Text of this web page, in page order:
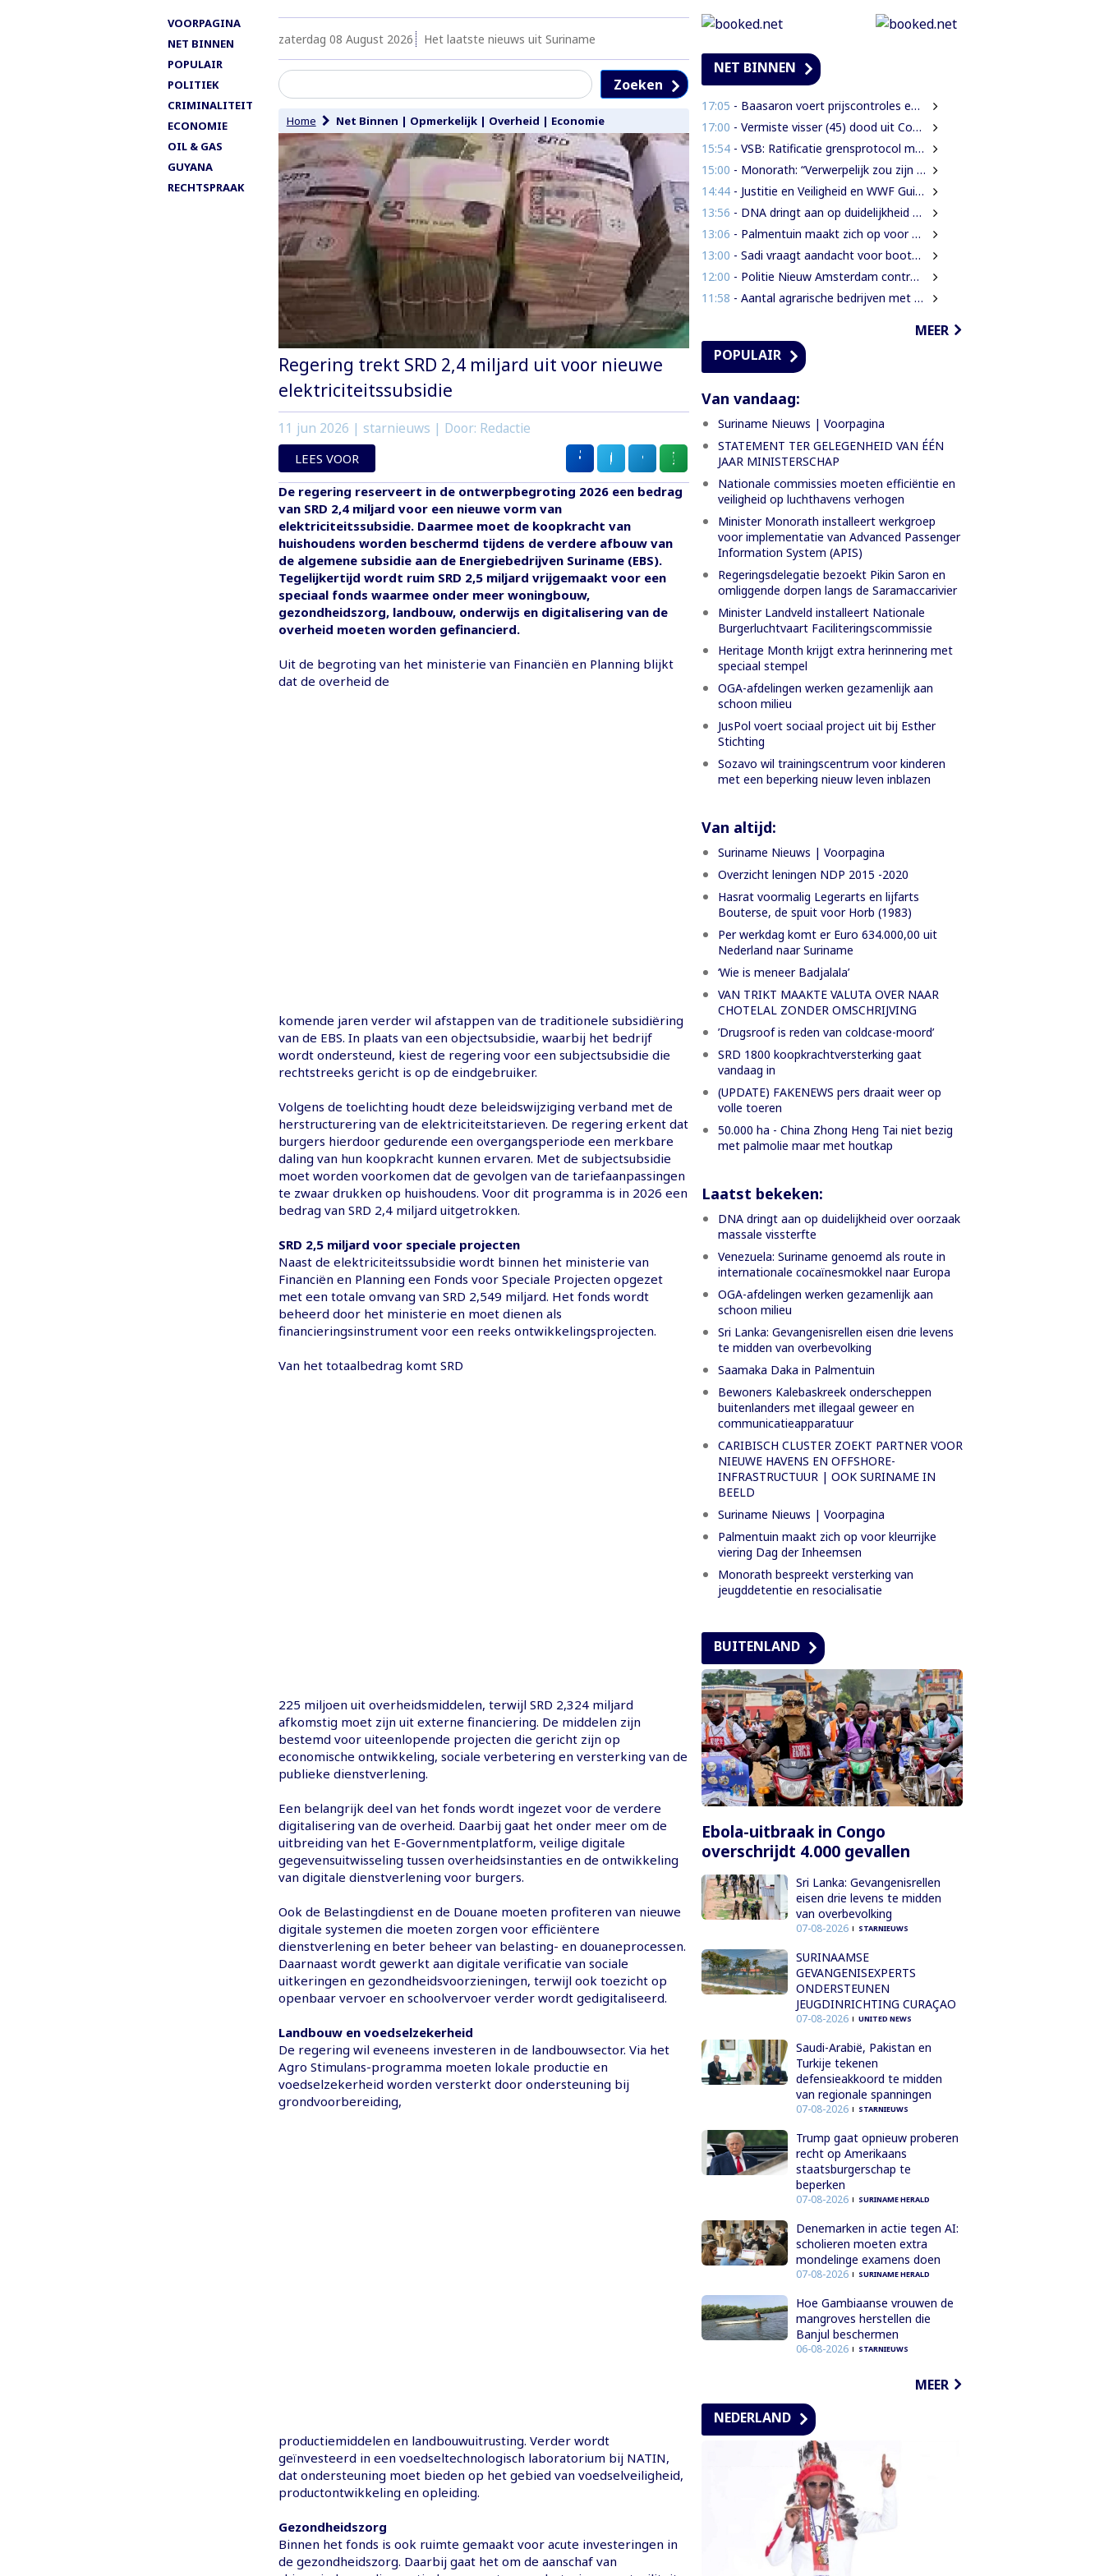
VOORPAGINA
NET BINNEN
POPULAIR
POLITIEK
CRIMINALITEIT
ECONOMIE
OIL & GAS
GUYANA
RECHTSPRAAK
zaterdag 08 August 2026 Het laatste nieuws uit Suriname
Zoeken
Home Net Binnen | Opmerkelijk| Overheid | Economie
Regering trekt SRD 2,4 miljard uit voor nieuwe
elektriciteitssubsidie
11 jun 2026 | starnieuws | Door: Redactie
LEES VOOR
De regering reserveert in de ontwerpbegroting 2026 een bedrag
van SRD 2,4 miljard voor een nieuwe vorm van
elektriciteitssubsidie. Daarmee moet de koopkracht van
huishoudens worden beschermd tijdens de verdere afbouw van
de algemene subsidie aan de Energiebedrijven Suriname (EBS).
Tegelijkertijd wordt ruim SRD 2,5 miljard vrijgemaakt voor een
speciaal fonds waarmee onder meer woningbouw,
gezondheidszorg, landbouw, onderwijs en digitalisering van de
overheid moeten worden gefinancierd.
Uit de begroting van het ministerie van Financiën en Planning blijkt
dat de overheid de
komende jaren verder wil afstappen van de traditionele subsidiëring
van de EBS. In plaats van een objectsubsidie, waarbij het bedrijf
wordt ondersteund, kiest de regering voor een subjectsubsidie die
rechtstreeks gericht is op de eindgebruiker.
Volgens de toelichting houdt deze beleidswijziging verband met de
herstructurering van de elektriciteitstarieven. De regering erkent dat
burgers hierdoor gedurende een overgangsperiode een merkbare
daling van hun koopkracht kunnen ervaren. Met de subjectsubsidie
moet worden voorkomen dat de gevolgen van de tariefaanpassingen
te zwaar drukken op huishoudens. Voor dit programma is in 2026 een
bedrag van SRD 2,4 miljard uitgetrokken.
SRD 2,5 miljard voor speciale projecten
Naast de elektriciteitssubsidie wordt binnen het ministerie van
Financiën en Planning een Fonds voor Speciale Projecten opgezet
met een totale omvang van SRD 2,549 miljard. Het fonds wordt
beheerd door het ministerie en moet dienen als
financieringsinstrument voor een reeks ontwikkelingsprojecten.
Van het totaalbedrag komt SRD
225 miljoen uit overheidsmiddelen, terwijl SRD 2,324 miljard
afkomstig moet zijn uit externe financiering. De middelen zijn
bestemd voor uiteenlopende projecten die gericht zijn op
economische ontwikkeling, sociale verbetering en versterking van de
publieke dienstverlening.
Een belangrijk deel van het fonds wordt ingezet voor de verdere
digitalisering van de overheid. Daarbij gaat het onder meer om de
uitbreiding van het E-Governmentplatform, veilige digitale
gegevensuitwisseling tussen overheidsinstanties en de ontwikkeling
van digitale dienstverlening voor burgers.
Ook de Belastingdienst en de Douane moeten profiteren van nieuwe
digitale systemen die moeten zorgen voor efficiëntere
dienstverlening en beter beheer van belasting- en douaneprocessen.
Daarnaast wordt gewerkt aan digitale verificatie van sociale
uitkeringen en gezondheidsvoorzieningen, terwijl ook toezicht op
openbaar vervoer en schoolvervoer verder wordt gedigitaliseerd.
Landbouw en voedselzekerheid
De regering wil eveneens investeren in de landbouwsector. Via het
Agro Stimulans-programma moeten lokale productie en
voedselzekerheid worden versterkt door ondersteuning bij
grondvoorbereiding,
productiemiddelen en landbouwuitrusting. Verder wordt
geïnvesteerd in een voedseltechnologisch laboratorium bij NATIN,
dat ondersteuning moet bieden op het gebied van voedselveiligheid,
productontwikkeling en opleiding.
Gezondheidszorg
Binnen het fonds is ook ruimte gemaakt voor acute investeringen in
de gezondheidszorg. Daarbij gaat het om de aanschaf van
NET BINNEN
17:05 - Baasaron voert prijscontroles en toezicht op voedselveiligheid op
17:00 - Vermiste visser (45) dood uit Coesewijnerivier gehaald
15:54- VSB: Ratificatie grensprotocol mag geen blanco cheque zijn
15:00 - Monorath: “Verwerpelijk zou zijn wanneer we de dingen zouden bedekken met de mantel der liefde”
14:44- Justitie en Veiligheid en WWF Guianas verkennen verdere samenwerking
13:56 - DNA dringt aan op duidelijkheid over oorzaak massale vissterfte
13:06 - Palmentuin maakt zich op voor kleurrijke viering Dag der Inheemsen
13:00 - Sadi vraagt aandacht voor boothouders en overbelasting Wijdenboschbrug
12:00 - Politie Nieuw Amsterdam controleert vissersvaartuigen op de rivier
11:58 - Aantal agrarische bedrijven met 41 procent gegroeid
MEER
POPULAIR
Van vandaag:
Suriname Nieuws | Voorpagina
STATEMENT TER GELEGENHEID VAN ÉÉN
JAAR MINISTERSCHAP
Nationale commissies moeten efficiëntie en
veiligheid op luchthavens verhogen
Minister Monorath installeert werkgroep
voor implementatie van Advanced Passenger
Information System (APIS)
Regeringsdelegatie bezoekt Pikin Saron en
omliggende dorpen langs de Saramaccarivier
Minister Landveld installeert Nationale
Burgerluchtvaart Faciliteringscommissie
Heritage Month krijgt extra herinnering met
speciaal stempel
OGA-afdelingen werken gezamenlijk aan
schoon milieu
JusPol voert sociaal project uit bij Esther
Stichting
Sozavo wil trainingscentrum voor kinderen
met een beperking nieuw leven inblazen
Van altijd:
Suriname Nieuws | Voorpagina
Overzicht leningen NDP 2015 -2020
Hasrat voormalig Legerarts en lijfarts
Bouterse, de spuit voor Horb (1983)
Per werkdag komt er Euro 634.000,00 uit
Nederland naar Suriname
‘Wie is meneer Badjalala’
VAN TRIKT MAAKTE VALUTA OVER NAAR
CHOTELAL ZONDER OMSCHRIJVING
’Drugsroof is reden van coldcase-moord’
SRD 1800 koopkrachtversterking gaat
vandaag in
(UPDATE) FAKENEWS pers draait weer op
volle toeren
50.000 ha - China Zhong Heng Tai niet bezig
met palmolie maar met houtkap
Laatst bekeken:
DNA dringt aan op duidelijkheid over oorzaak
massale vissterfte
Venezuela: Suriname genoemd als route in
internationale cocaïnesmokkel naar Europa
OGA-afdelingen werken gezamenlijk aan
schoon milieu
Sri Lanka: Gevangenisrellen eisen drie levens
te midden van overbevolking
Saamaka Daka in Palmentuin
Bewoners Kalebaskreek onderscheppen
buitenlanders met illegaal geweer en
communicatieapparatuur
CARIBISCH CLUSTER ZOEKT PARTNER VOOR
NIEUWE HAVENS EN OFFSHORE-
INFRASTRUCTUUR | OOK SURINAME IN
BEELD
Suriname Nieuws | Voorpagina
Palmentuin maakt zich op voor kleurrijke
viering Dag der Inheemsen
Monorath bespreekt versterking van
jeugddetentie en resocialisatie
BUITENLAND
Ebola-uitbraak in Congo
overschrijdt 4.000 gevallen
Sri Lanka: Gevangenisrellen
eisen drie levens te midden
van overbevolking
07-08-2026 STARNIEUWS
SURINAAMSE
GEVANGENISEXPERTS
ONDERSTEUNEN
JEUGDINRICHTING CURAÇAO
07-08-2026 UNITED NEWS
Saudi-Arabië, Pakistan en
Turkije tekenen
defensieakkoord te midden
van regionale spanningen
07-08-2026 STARNIEUWS
Trump gaat opnieuw proberen
recht op Amerikaans
staatsburgerschap te
beperken
07-08-2026 SURINAME HERALD
Denemarken in actie tegen AI:
scholieren moeten extra
mondelinge examens doen
07-08-2026 SURINAME HERALD
Hoe Gambiaanse vrouwen de
mangroves herstellen die
Banjul beschermen
06-08-2026 STARNIEUWS
MEER
NEDERLAND